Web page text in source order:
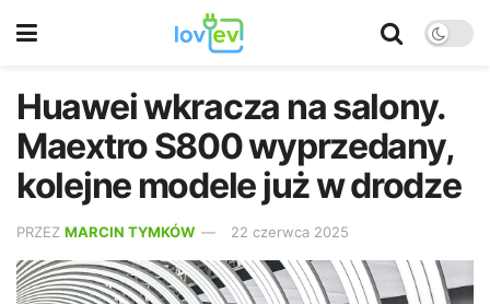
Huawei wkracza na salony.
Maextro S800 wyprzedany,
kolejne modele już w drodze
PRZEZ MARCIN TYMKÓW 22 czerwca 2025